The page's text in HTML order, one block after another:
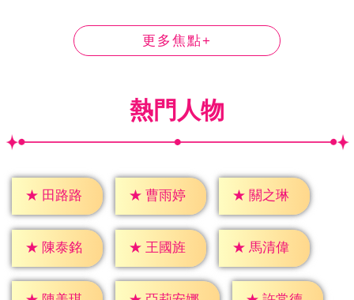
更多焦點+
熱門人物
★ 田路路 ★ 曹雨婷 ★ 關之琳
★ 陳泰銘 ★ 王國旌 ★ 馬清偉